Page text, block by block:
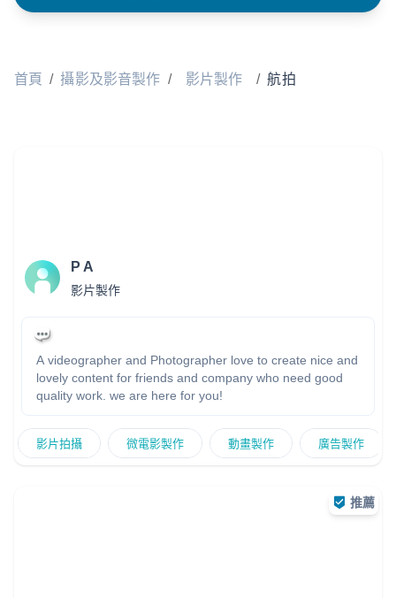
首頁 / 攝影及影音製作 / 影片製作 / 航拍
P A
影片製作
A videographer and Photographer love to create nice and
lovely content for friends and company who need good
quality work. we are here for you!
影片拍攝 微電影製作 動畫製作 廣告製作
推薦